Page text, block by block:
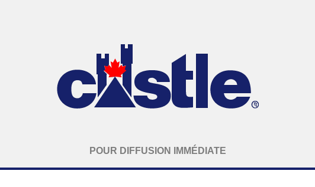
POUR DIFFUSION IMMÉDIATE